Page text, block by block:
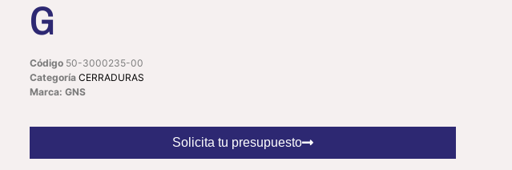
G
Código 50-3000235-00
Categoría CERRADURAS
Marca: GNS
Solicita tu presupuesto